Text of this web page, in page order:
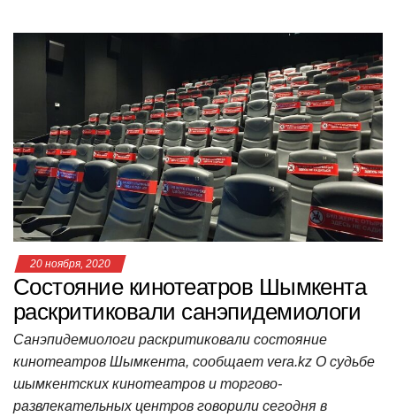
at
s
A
p
p
c
e
o
o
k
tt
er
n
kl
a
ss
ni
ki
e
gr
a
m
.R
u
er п
р
а
в
и
т
ь
20 ноября, 2020
Состояние кинотеатров Шымкента
раскритиковали санэпидемиологи
Санэпидемиологи раскритиковали состояние
кинотеатров Шымкента, сообщает vera.kz О судьбе
шымкентских кинотеатров и торгово-
развлекательных центров говорили сегодня в